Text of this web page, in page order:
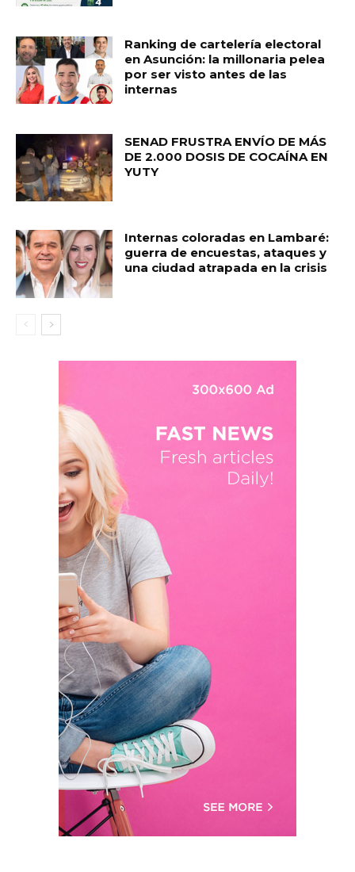
Ranking de cartelería electoral
en Asunción: la millonaria pelea
por ser visto antes de las
internas
SENAD FRUSTRA ENVÍO DE MÁS
DE 2.000 DOSIS DE COCAÍNA EN
YUTY
Internas coloradas en Lambaré:
guerra de encuestas, ataques y
una ciudad atrapada en la crisis